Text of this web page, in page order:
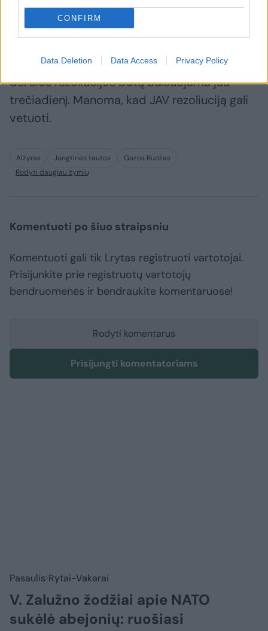
CONFIRM
Data Deletion Data Access Privacy Policy
sakė, kad kai kurie tarybos nariai siekia, jog
dėl šios rezoliucijos būtų balsuojama jau
trečiadienį. Manoma, kad JAV rezoliuciją gali
vetuoti.
Alžyras Jungtinės tautos
Gazos Ruožas
Rodyti daugiau žymių
Komentuoti po šiuo straipsniu
Komentuoti gali tik Lrytas registruoti vartotojai.
Prisijunkite prie registruotų vartotojų
bendruomenės ir bendraukite komentaruose!
Rodyti komentarus
Prisijungti komentatoriams
Pasaulis Rytai-Vakarai
V. Zalužno žodžiai apie NATO
sukėlė abejonių: ruošiasi